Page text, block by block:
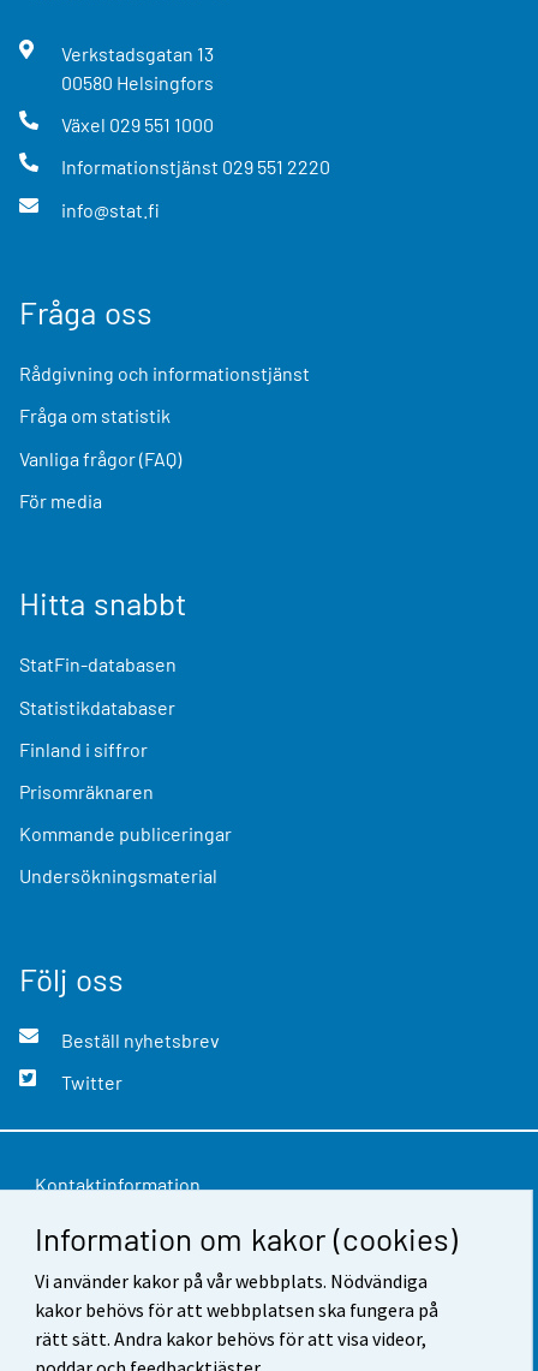
Information om kakor (cookies)
Vi använder kakor på vår webbplats. Nödvändiga
kakor behövs för att webbplatsen ska fungera på
rätt sätt. Andra kakor behövs för att visa videor,
Verkstadsgatan 13
00580 Helsingfors
Växel 029 551 1000
Informationstjänst 029 551 2220
info@stat.fi
Fråga oss
Rådgivning och informationstjänst
Fråga om statistik
Vanliga frågor (FAQ)
För media
Hitta snabbt
StatFin-databasen
Statistikdatabaser
Finland i siffror
Prisomräknaren
Kommande publiceringar
Undersökningsmaterial
Följ oss
Beställ nyhetsbrev
Twitter
Kontaktinformation
Respons
Användarvillkor
Dataskydd